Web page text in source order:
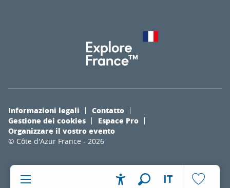
IT
© Côte d'Azur France - 2026
Informazioni legali
Contatto
Gestione dei cookies
Espace Pro
Organizzare il vostro evento